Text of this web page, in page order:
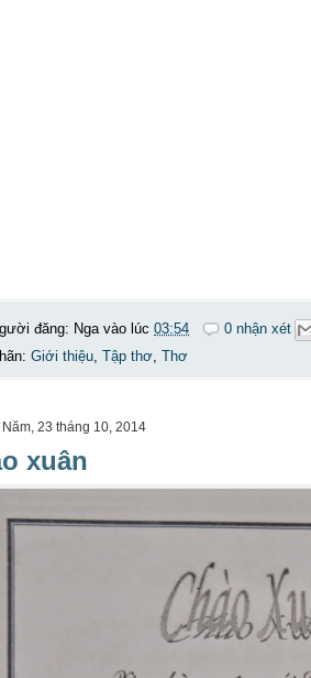
đăng: Nga vào lúc 03:54
0 nhận xét
Giới thiệu, Tập thơ, Thơ
23 tháng 10, 2014
xuân